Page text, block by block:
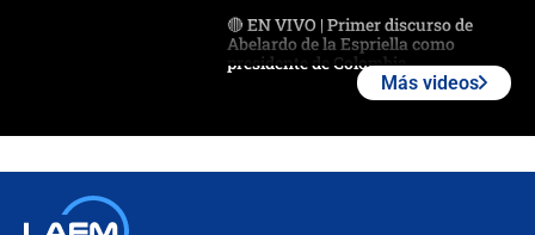
🔴 EN VIVO | Primer discurso de
Abelardo de la Espriella como
presidente de Colombia
Espriella en Cali inicia la
Más videos